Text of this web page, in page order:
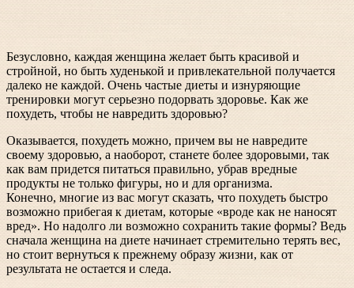
Безусловно, каждая женщина желает быть красивой и
стройной, но быть худенькой и привлекательной получается
далеко не каждой. Очень частые диеты и изнуряющие
тренировки могут серьезно подорвать здоровье. Как же
похудеть, чтобы не навредить здоровью?
Оказывается, похудеть можно, причем вы не навредите
своему здоровью, а наоборот, станете более здоровыми, так
как вам придется питаться правильно, убрав вредные
продукты не только фигуры, но и для организма.
Конечно, многие из вас могут сказать, что похудеть быстро
возможно прибегая к диетам, которые «вроде как не наносят
вред». Но надолго ли возможно сохранить такие формы? Ведь
сначала женщина на диете начинает стремительно терять вес,
но стоит вернуться к прежнему образу жизни, как от
результата не остается и следа.